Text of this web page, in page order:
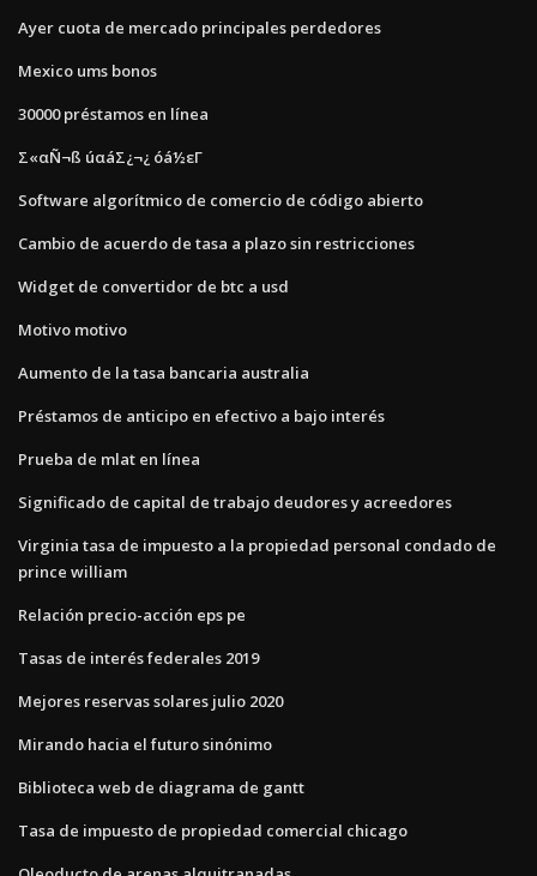
Ayer cuota de mercado principales perdedores
Mexico ums bonos
30000 préstamos en línea
Σ«αÑ¬ß úαáΣ¿¬¿ óá½εΓ
Software algorítmico de comercio de código abierto
Cambio de acuerdo de tasa a plazo sin restricciones
Widget de convertidor de btc a usd
Motivo motivo
Aumento de la tasa bancaria australia
Préstamos de anticipo en efectivo a bajo interés
Prueba de mlat en línea
Significado de capital de trabajo deudores y acreedores
Virginia tasa de impuesto a la propiedad personal condado de
prince william
Relación precio-acción eps pe
Tasas de interés federales 2019
Mejores reservas solares julio 2020
Mirando hacia el futuro sinónimo
Biblioteca web de diagrama de gantt
Tasa de impuesto de propiedad comercial chicago